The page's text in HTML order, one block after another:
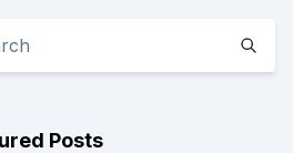
Posts